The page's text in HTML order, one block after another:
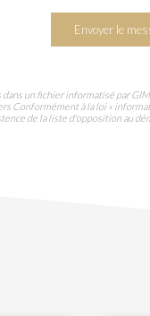
Envoyer le
un fichier informatisé par
Conformément à la loi «
de la liste d'opposition au